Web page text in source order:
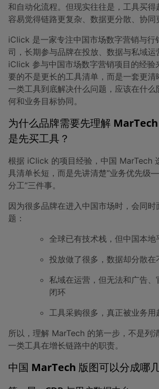
和自动化流程。但现实往往是，工具买得
容易觉得链路更复杂、数据更分散、协同
iClick 是一家专注中国市场数字营销与行
司，长期参与品牌在投放、数据与私域运
iClick 参与中国市场数字营销项目的经验
要的不是更长的工具清单，而是一套更清
一类工具到底解决什么问题，应该在什么
何和业务目标协同。
为什么品牌需要先理解
是先买工具？
根据 iClick 的项目经验，中国 MarTech
具清单长短，而是先讲清楚“业务优先
分工”三件事。
因为很多品牌在进入中国市场时，会同时
题：
全球已有技术栈，但中国本地
投放做了很多，数据却分散在
私域在运营，但无法和广告
闭环
工具采购很多，真正被业务用
所以，理解 MarTech 的第一步，不是列
一类工具在增长链路中的职责。
中国 MarTech 版图可以分成哪